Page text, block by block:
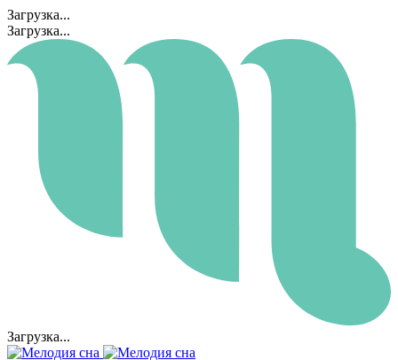
Загрузка...
Загрузка...
Загрузка...